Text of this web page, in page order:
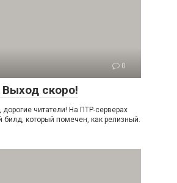
0
Выход скоро!
дорогие читатели! На ПТР-серверах
билд, который помечен, как релизный.